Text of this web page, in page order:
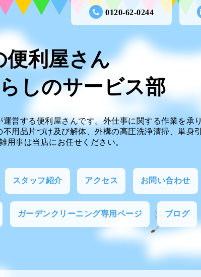
0120-62-0244
便利屋さん
しのサービス部
営する便利屋さんです。外仕事に関する作業を承り
用品片づけ及び解体、外構の高圧洗浄清掃、単身引
用事は当店にお任せください。
スタッフ紹介 アクセス お問い合わせ
ガーデンクリーニング専用ページ ブログ